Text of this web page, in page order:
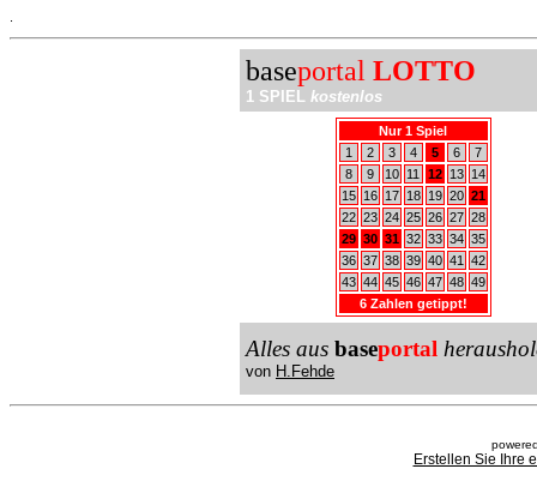
baseportal LOTTO
1 SPIEL kostenlos
Nur 1 Spiel
1
2 3 4 5 6
7
8
9 10 11 12 13
14
15
16 17 18 19 20 21
22 23 24 25 26 27 28
29 30 31 32 33 34 35
36 37 38 39 40 41
42
43 44 45 46 47 48 49
6 Zahlen getippt!
Alles aus baseportal
von H.Fehde
Erstellen Sie Ihre